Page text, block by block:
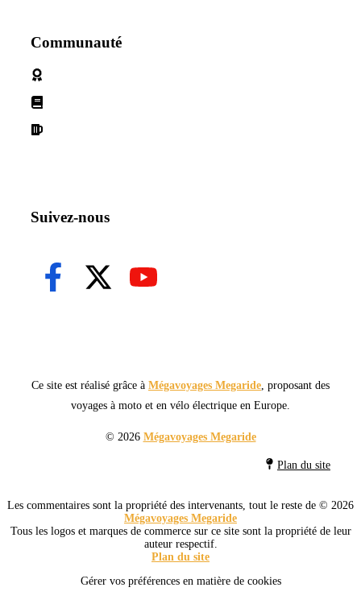
Communauté
Suivez-nous
Ce site est réalisé grâce à Mégavoyages Megaride, proposant des
voyages à moto et en vélo électrique en Europe.
© 2026 Mégavoyages Megaride
Plan du site
Les commentaires sont la propriété des intervenants, tout le reste de © 2026
Mégavoyages Megaride
Tous les logos et marques de commerce sur ce site sont la propriété de leur
auteur respectif.
Plan du site
Gérer vos préférences en matière de cookies